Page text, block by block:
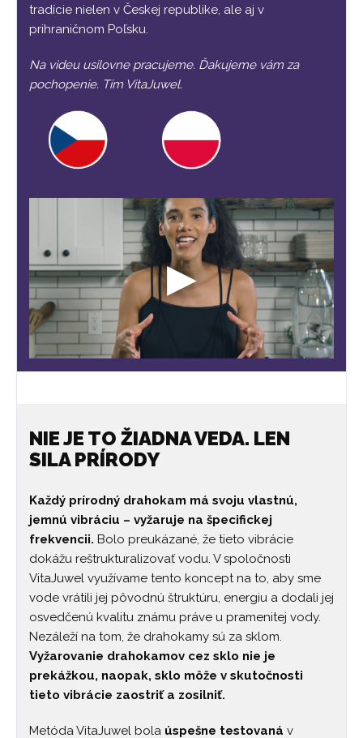
tradície nielen v Českej republike, ale aj v
prihraničnom Poľsku.
Na videu usilovne pracujeme. Ďakujeme vám za
pochopenie. Tím VitaJuwel.
NIE JE TO ŽIADNA VEDA. LEN
SILA PRÍRODY
Každý prírodný drahokam má svoju vlastnú,
jemnú vibráciu – vyžaruje na špecifickej
frekvencii. Bolo preukázané, že tieto vibrácie
dokážu reštrukturalizovať vodu. V spoločnosti
VitaJuwel využívame tento koncept na to, aby sme
vode vrátili jej pôvodnú štruktúru, energiu a dodali jej
osvedčenú kvalitu známu práve u pramenitej vody.
Nezáleží na tom, že drahokamy sú za sklom.
Vyžarovanie drahokamov cez sklo nie je
prekážkou, naopak, sklo môže v skutočnosti
tieto vibrácie zaostriť a zosilniť.
Metóda VitaJuwel bola úspešne testovaná v